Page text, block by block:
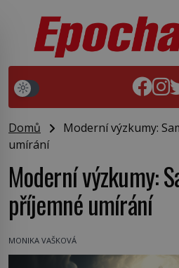
Domů
Moderní výzkumy:
umírání
Moderní výzkumy:
příjemné umírání
MONIKA VAŠKOVÁ